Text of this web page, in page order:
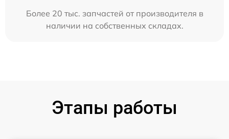
Более 20 тыс. запчастей от производителя в
наличии на собственных складах.
Этапы работы